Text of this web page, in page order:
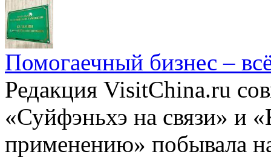
Помогаечный бизнес –
Редакция VisitChina.ru
«Суйфэньхэ на связи» и
применению» побывала